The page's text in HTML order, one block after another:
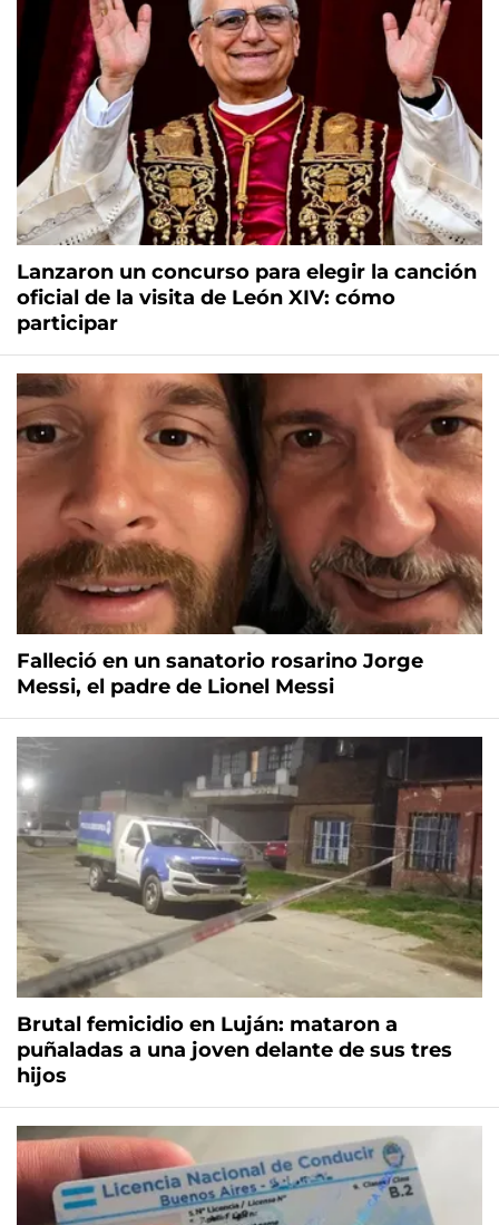
Lanzaron un concurso para elegir la canción
oficial de la visita de León XIV: cómo
participar
Falleció en un sanatorio rosarino Jorge
Messi, el padre de Lionel Messi
Brutal femicidio en Luján: mataron a
puñaladas a una joven delante de sus tres
hijos